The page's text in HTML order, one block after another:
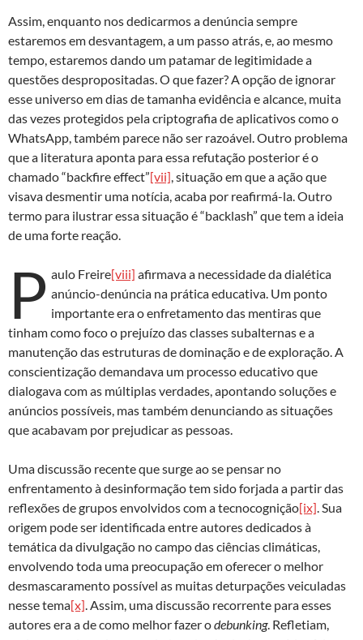
Assim, enquanto nos dedicarmos a denúncia sempre
estaremos em desvantagem, a um passo atrás, e, ao mesmo
tempo, estaremos dando um patamar de legitimidade a
questões despropositadas. O que fazer? A opção de ignorar
esse universo em dias de tamanha evidência e alcance, muita
das vezes protegidos pela criptografia de aplicativos como o
WhatsApp, também parece não ser razoável. Outro problema
que a literatura aponta para essa refutação posterior é o
chamado “backfire effect”[vii], situação em que a ação que
visava desmentir uma notícia, acaba por reafirmá-la. Outro
termo para ilustrar essa situação é “backlash” que tem a ideia
de uma forte reação.
P aulo Freire[viii] afirmava a necessidade da dialética
anúncio-denúncia na prática educativa. Um ponto
importante era o enfretamento das mentiras que
tinham como foco o prejuízo das classes subalternas e a
manutenção das estruturas de dominação e de exploração. A
conscientização demandava um processo educativo que
dialogava com as múltiplas verdades, apontando soluções e
anúncios possíveis, mas também denunciando as situações
que acabavam por prejudicar as pessoas.
Uma discussão recente que surge ao se pensar no
enfrentamento à desinformação tem sido forjada a partir das
reflexões de grupos envolvidos com a tecnocognição[ix]. Sua
origem pode ser identificada entre autores dedicados à
temática da divulgação no campo das ciências climáticas,
envolvendo toda uma preocupação em oferecer o melhor
desmascaramento possível as muitas deturpações veiculadas
nesse tema[x]. Assim, uma discussão recorrente para esses
autores era a de como melhor fazer odebunking. Refletiam,